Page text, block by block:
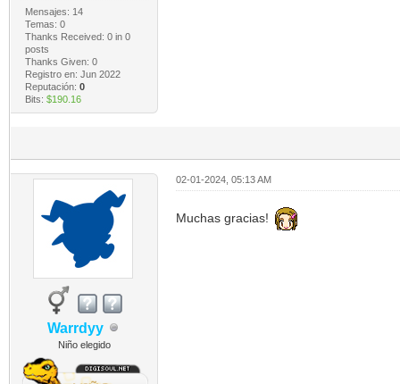
Mensajes: 14
Temas: 0
Thanks Received: 0in 0
posts
Thanks Given: 0
Registro en: Jun 2022
Reputación: 0
Bits: $190.16
Warrdyy
Niño elegido
02-01-2024, 05:13 AM
Muchas gracias!